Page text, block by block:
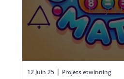
Funny
12 Juin 25| Projets etwinning